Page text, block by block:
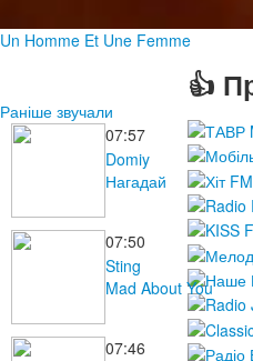
Раніше звучали
07:57
Domiy
Нагадай
07:50
Sting
Mad About You
07:46
Un Homme Et Une Femme
👍